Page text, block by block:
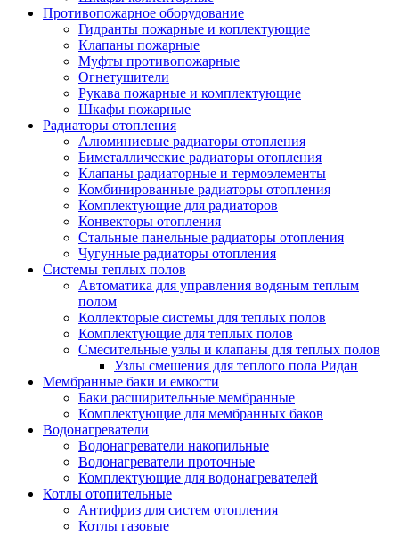
Противопожарное оборудование
Гидранты пожарные и коплектующие
Клапаны пожарные
Муфты противопожарные
Огнетушители
Рукава пожарные и комплектующие
Шкафы пожарные
Радиаторы отопления
Алюминиевые радиаторы отопления
Биметаллические радиаторы отопления
Клапаны радиаторные и термоэлементы
Комбинированные радиаторы отопления
Комплектующие для радиаторов
Конвекторы отопления
Стальные панельные радиаторы отопления
Чугунные радиаторы отопления
Системы теплых полов
Автоматика для управления водяным теплым
полом
Коллекторые системы для теплых полов
Комплектующие для теплых полов
Смесительные узлы и клапаны для теплых полов
Узлы смешения для теплого пола Ридан
Мембранные баки и емкости
Баки расширительные мембранные
Комплектующие для мембранных баков
Водонагреватели
Водонагреватели накопильные
Водонагреватели проточные
Комплектующие для водонагревателей
Котлы отопительные
Антифриз для систем отопления
Котлы газовые